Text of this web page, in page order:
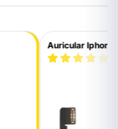
Auricular Iphone